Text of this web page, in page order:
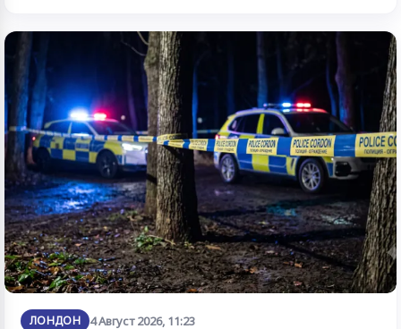
ЛОНДОН 4 Август 2026, 11:23